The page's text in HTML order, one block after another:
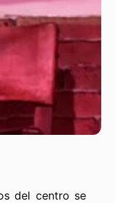
del centro se